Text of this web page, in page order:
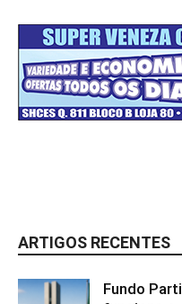
ARTIGOS RECENTES
Fundo